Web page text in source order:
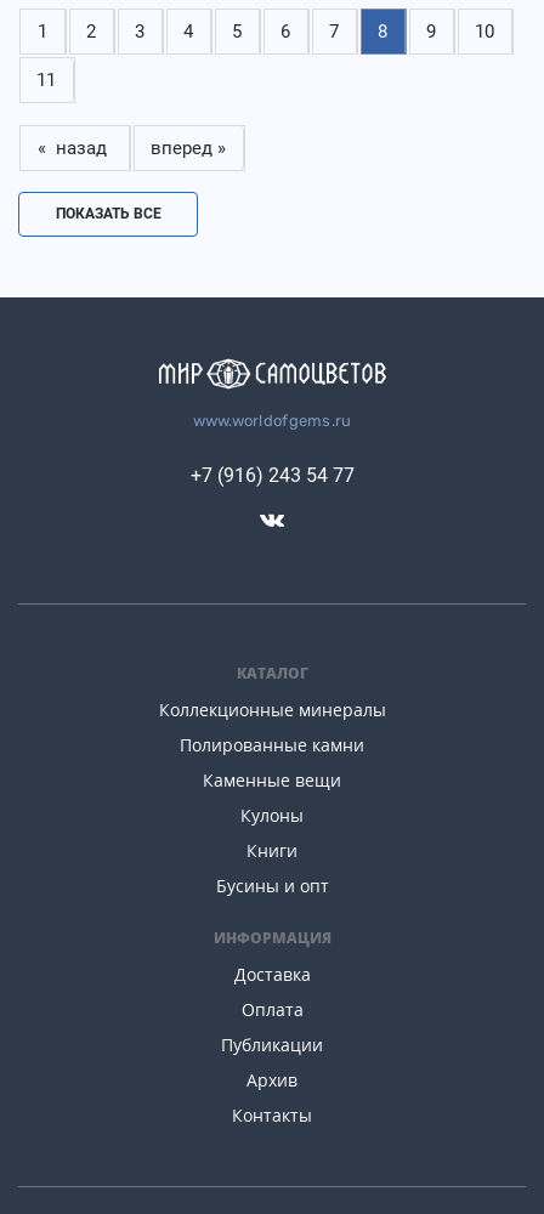
1 2 3 4 5 6 7 8 9 10
11
« назад вперед »
ПОКАЗАТЬ ВСЕ
www.worldofgems.ru
КАТАЛОГ
Коллекционные минералы
Полированные камни
Каменные вещи
Кулоны
Книги
Бусины и опт
ИНФОРМАЦИЯ
Доставка
Оплата
Публикации
Архив
Контакты
+7 (916) 243 54 77